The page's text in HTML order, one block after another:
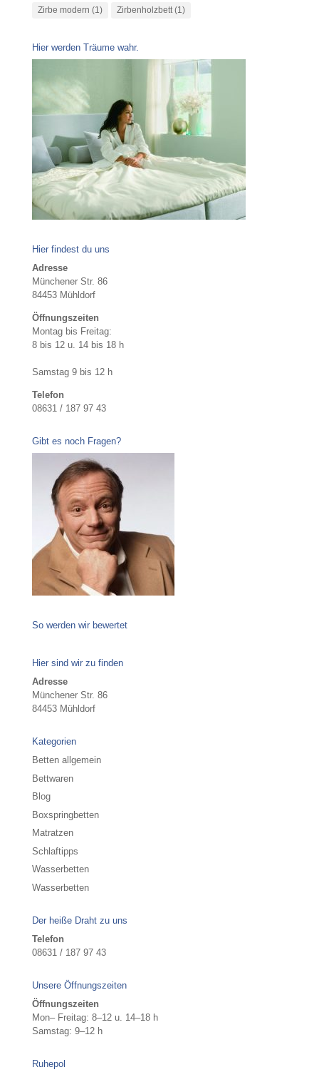
Zirbe modern (1) Zirbenholzbett(1)
Hier werden Träume wahr.
Hier findest du uns
Adresse
Münchener Str. 86
84453 Mühldorf
Öffnungszeiten
Montag bis Freitag:
8 bis 12 u. 14 bis 18 h
Samstag 9 bis 12 h
Telefon
08631 / 187 97 43
Gibt es noch Fragen?
So werden wir bewertet
Hier sind wir zu finden
Adresse
Münchener Str. 86
84453 Mühldorf
Kategorien
Betten allgemein
Bettwaren
Blog
Boxspringbetten
Matratzen
Schlaftipps
Wasserbetten
Wasserbetten
Der heiße Draht zu uns
Telefon
08631 / 187 97 43
Unsere Öffnungszeiten
Öffnungszeiten
Mon– Freitag: 8–12 u. 14–18 h
Samstag: 9–12 h
Ruhepol